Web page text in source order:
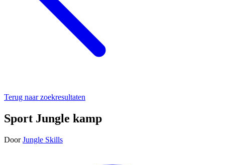
Terug naar zoekresultaten
Sport Jungle kamp
Door Jungle Skills